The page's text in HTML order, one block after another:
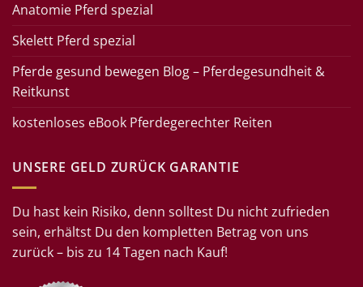
Anatomie Pferd spezial
Skelett Pferd spezial
Pferde gesund bewegen Blog – Pferdegesundheit &
Reitkunst
kostenloses eBook Pferdegerechter Reiten
UNSERE GELD ZURÜCK GARANTIE
Du hast kein Risiko, denn solltest Du nicht zufrieden
sein, erhältst Du den kompletten Betrag von uns
zurück – bis zu 14 Tagen nach Kauf!